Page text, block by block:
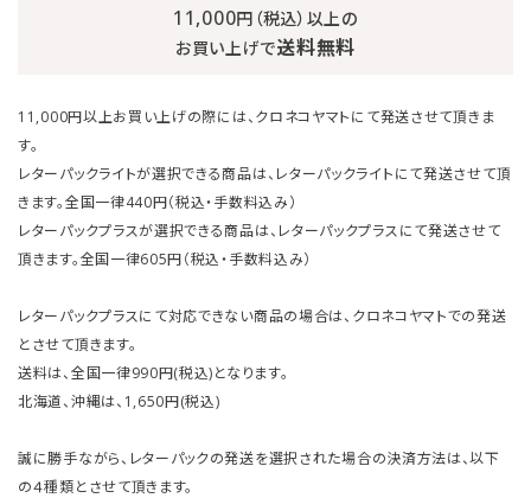
11,000円（税込）以上の
お買い上げで送料無料
11,000円以上お買い上げの際には、クロネコヤマトにて発送させて頂きま
す。
レターパックライトが選択できる商品は、レターパックライトにて発送させて頂
きます。全国一律440円（税込・手数料込み）
レターパックプラスが選択できる商品は、レターパックプラスにて発送させて
頂きます。全国一律605円（税込・手数料込み）
レターパックプラスにて対応できない商品の場合は、クロネコヤマトでの発送
とさせて頂きます。
送料は、全国一律990円(税込)となります。
北海道、沖縄は、1,650円(税込)
誠に勝手ながら、レターパックの発送を選択された場合の決済方法は、以下
の４種類とさせて頂きます。